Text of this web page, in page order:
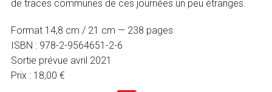
de traces communes de ces journées un peu étranges.
Format 14,8 cm / 21 cm — 238 pages
ISBN : 978-2-9564651-2-6
Sortie prévue avril 2021
Prix : 18,00 €